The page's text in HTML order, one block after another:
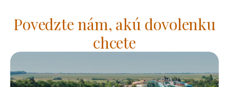
Povedzte nám, akú dovolenku
chcete